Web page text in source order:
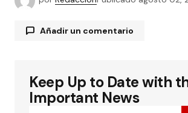
Añadir un comentario
Tu dirección de correo electrónico
publicada.Los campos obligatorios
marcados con*
Keep Up to Date with
Important News